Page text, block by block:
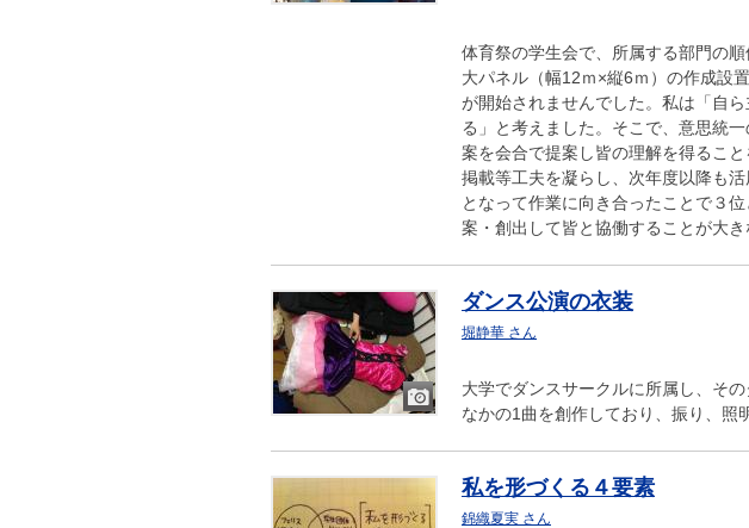
体育祭の学生会で、所属する部門の
大パネル（幅12ｍ×縦6ｍ）の作成設
が開始されませんでした。私は「自
る」と考えました。そこで、意思統
案を会合で提案し皆の理解を得るこ
掲載等工夫を凝らし、次年度以降も
となって作業に向き合ったことで３
案・創出して皆と協働することが大
像
ダンス公演の衣装
堀静華 さん
大学でダンスサークルに所属し、そ
なかの1曲を創作しており、振り、照
私を形づくる４要素
錦織夏実 さん